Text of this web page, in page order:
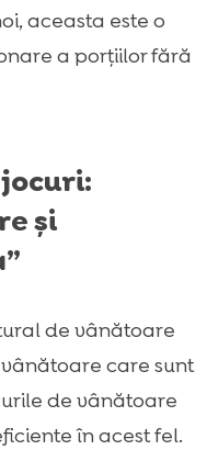
aceasta este o
a porțiilor fără
și
de vânătoare
care sunt
de vânătoare
în acest fel.